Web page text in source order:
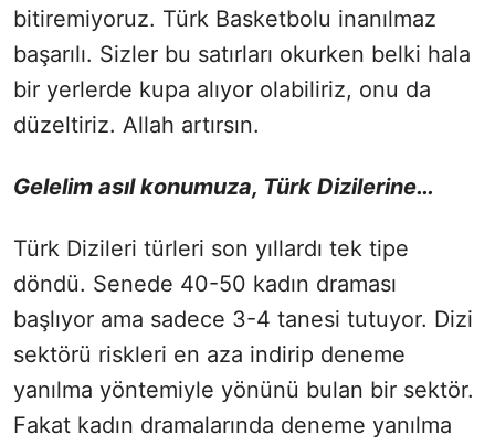
bitiremiyoruz. Türk Basketbolu inanılmaz
başarılı. Sizler bu satırları okurken belki hala
bir yerlerde kupa alıyor olabiliriz, onu da
düzeltiriz. Allah artırsın.
Gelelim asıl konumuza, Türk Dizilerine…
Türk Dizileri türleri son yıllardı tek tipe
döndü. Senede 40-50 kadın draması
başlıyor ama sadece 3-4 tanesi tutuyor. Dizi
sektörü riskleri en aza indirip deneme
yanılma yöntemiyle yönünü bulan bir sektör.
Fakat kadın dramalarında deneme yanılma